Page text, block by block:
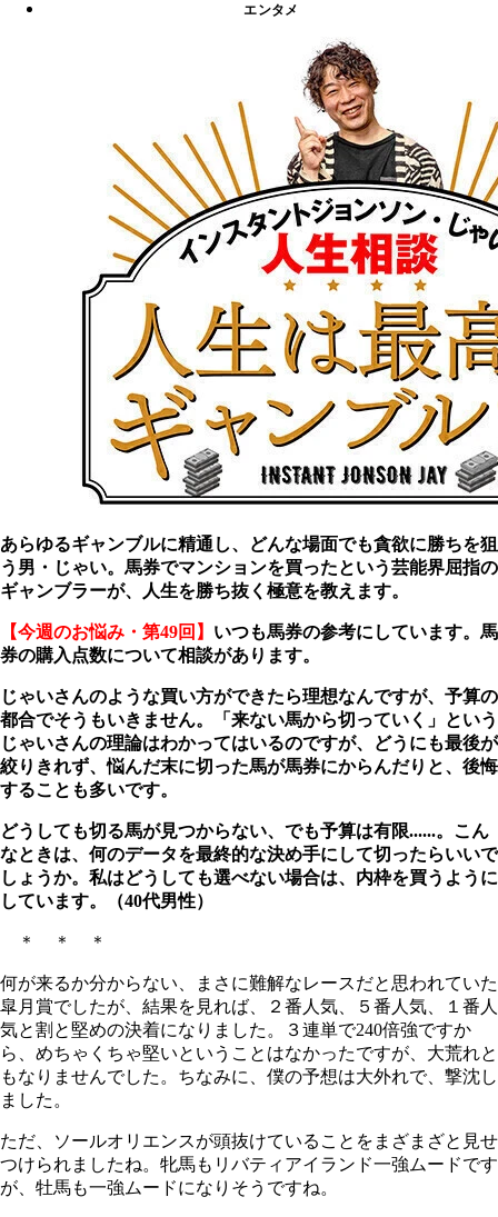
エンタメ
あらゆるギャンブルに精通し、どんな場面でも貪欲に勝ちを狙
う男・じゃい。馬券でマンションを買ったという芸能界屈指の
ギャンブラーが、人生を勝ち抜く極意を教えます。
【今週のお悩み・第49回】 いつも馬券の参考にしています。馬
券の購入点数について相談があります。
じゃいさんのような買い方ができたら理想なんですが、予算の
都合でそうもいきません。「来ない馬から切っていく」という
じゃいさんの理論はわかってはいるのですが、どうにも最後が
絞りきれず、悩んだ末に切った馬が馬券にからんだりと、後悔
することも多いです。
どうしても切る馬が見つからない、でも予算は有限......。こん
なときは、何のデータを最終的な決め手にして切ったらいいで
しょうか。私はどうしても選べない場合は、内枠を買うように
しています。（40代男性）
＊ ＊ ＊
何が来るか分からない、まさに難解なレースだと思われていた
皐月賞でしたが、結果を見れば、２番人気、５番人気、１番人
気と割と堅めの決着になりました。３連単で240倍強ですか
ら、めちゃくちゃ堅いということはなかったですが、大荒れと
もなりませんでした。ちなみに、僕の予想は大外れで、撃沈し
ました。
ただ、ソールオリエンスが頭抜けていることをまざまざと見せ
つけられましたね。牝馬もリバティアイランド一強ムードです
が、牡馬も一強ムードになりそうですね。